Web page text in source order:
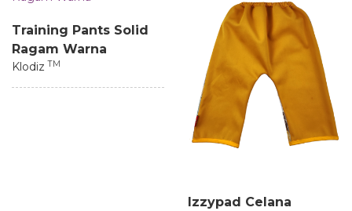
Training Pants Solid
Ragam Warna
Klodiz TM
Izzypad Celana